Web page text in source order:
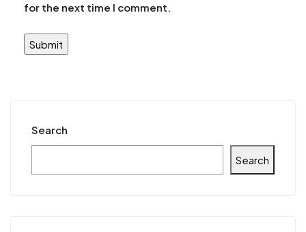
for the next time I comment.
Search
Search